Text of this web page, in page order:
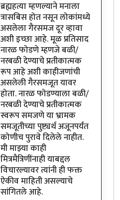
ब्रह्महत्या म्हणल्याने मनाला
त्रासबिस होत नसून लोकांमध्ये
असलेला गैरसमज दूर व्हावा
अशी इच्छा आहे. मूळ प्रतिसाद
नारळ फोडणे म्हणजे बळी/
नरबळी देण्याचे प्रतीकात्मक
रूप आहे अशी काहीजणांची
असलेली गैरसमजूत यावर
होता. नारळ फोडण्याला बळी/
नरबळी देण्याचे प्रतीकात्मक
स्वरूप समजणे या भ्रामक
समजूतीच्या पुष्ट्यर्थ अजूनपर्यंत
कोणीच पुरावे दिलेले नाहीत.
मी माझ्या काही
मित्रमैत्रिणींनाही याबद्दल
विचारल्यावर त्यांनी ही फक्त
ऐकीव माहिती असल्याचे
सांगितले आहे.